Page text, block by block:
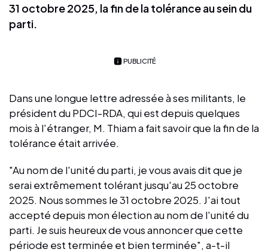
31 octobre 2025, la fin de la tolérance au sein du
parti.
PUBLICITÉ
Dans une longue lettre adressée à ses militants, le
président du PDCI-RDA, qui est depuis quelques
mois à l'étranger, M. Thiam a fait savoir que la fin de la
tolérance était arrivée.
"Au nom de l'unité du parti, je vous avais dit que je
serai extrêmement tolérant jusqu'au 25 octobre
2025. Nous sommes le 31 octobre 2025. J'ai tout
accepté depuis mon élection au nom de l'unité du
parti. Je suis heureux de vous annoncer que cette
période est terminée et bien terminée", a-t-il